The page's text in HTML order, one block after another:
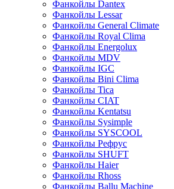
Фанкойлы Dantex
Фанкойлы Lessar
Фанкойлы General Climate
Фанкойлы Royal Clima
Фанкойлы Energolux
Фанкойлы MDV
Фанкойлы IGC
Фанкойлы Bini Clima
Фанкойлы Tica
Фанкойлы CIAT
Фанкойлы Kentatsu
Фанкойлы Sysimple
Фанкойлы SYSCOOL
Фанкойлы Рефрус
Фанкойлы SHUFT
Фанкойлы Haier
Фанкойлы Rhoss
Фанкойлы Ballu Machine